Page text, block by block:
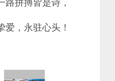
爱，永驻心头！